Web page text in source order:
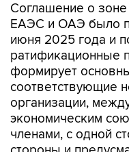
Соглашение о
ЕАЭС и ОАЭ было
июня 2025 года и
ратификационные
формирует
соответствующие
организации,
экономическим
членами, с одной